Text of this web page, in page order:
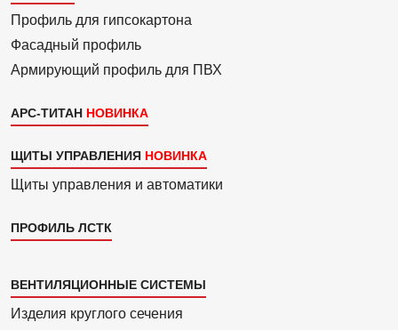
3
Профиль для гипсо­картона
Фасадный профиль
Армиру­ю­щий профиль для ПВХ
АРС-ТИТАН
ЩИТЫ УПРАВЛЕНИЯ
Щиты управления и автоматики
ПРОФИЛЬ ЛСТК
Каталог
4
ВЕНТИЛЯЦИОННЫЕ СИСТЕМЫ
Изделия круглого сечения